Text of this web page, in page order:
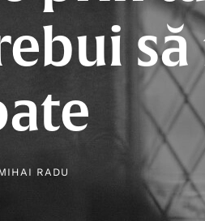
să
RADU